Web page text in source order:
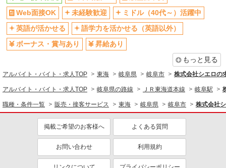
Web面接OK
未経験歓迎
ミドル（40代～）活躍中
英語が活かせる
語学力を活かせる（英語以外）
ボーナス・賞与あり
昇給あり
もっと見る
アルバイト・バイト・求人TOP 東海 岐阜県 岐阜市 株式会社シエロの
アルバイト・バイト・求人TOP 岐阜県の路線 ＪＲ東海道本線 岐阜駅
職種・条件一覧 販売・接客サービス 東海 岐阜県 岐阜市 株式会社
掲載ご希望のお客様へ よくある質問
お問い合わせ 利用規約